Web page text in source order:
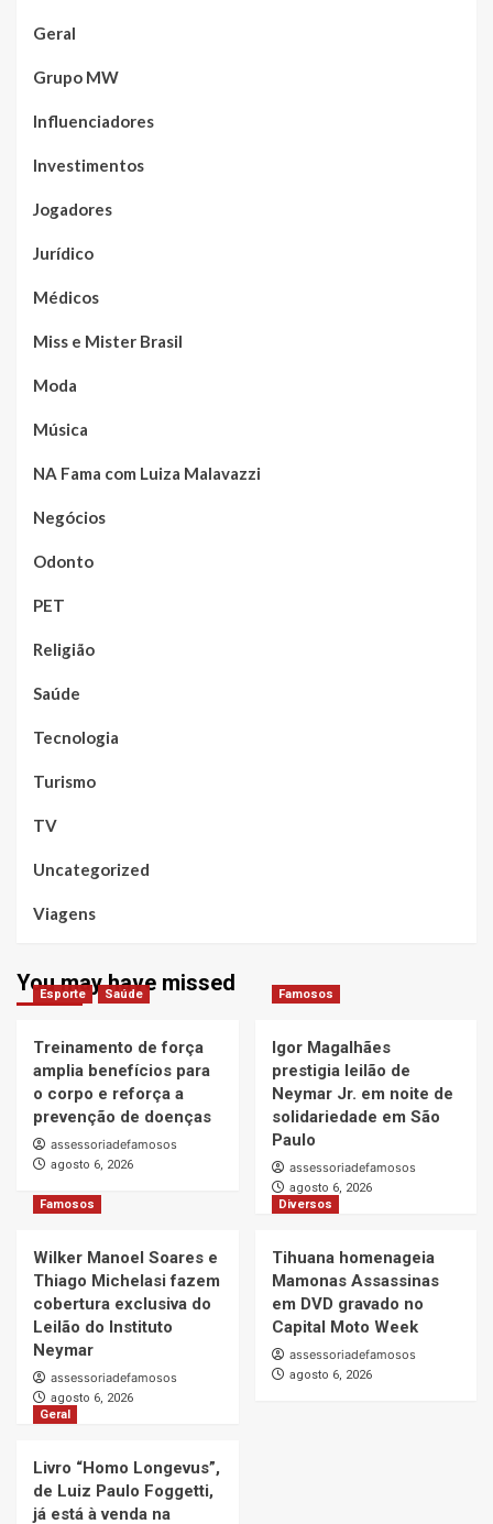
Geral
Grupo MW
Influenciadores
Investimentos
Jogadores
Jurídico
Médicos
Miss e Mister Brasil
Moda
Música
NA Fama com Luiza Malavazzi
Negócios
Odonto
PET
Religião
Saúde
Tecnologia
Turismo
TV
Uncategorized
Viagens
You may have missed
Esporte Saúde
Treinamento de força
amplia benefícios para
o corpo e reforça a
prevenção de doenças
assessoriadefamosos
agosto 6, 2026
Famosos
Igor Magalhães
prestigia leilão de
Neymar Jr. em noite de
solidariedade em São
Paulo
assessoriadefamosos
agosto 6, 2026
Famosos
Wilker Manoel Soares e
Thiago Michelasi fazem
cobertura exclusiva do
Leilão do Instituto
Neymar
assessoriadefamosos
agosto 6, 2026
Diversos
Tihuana homenageia
Mamonas Assassinas
em DVD gravado no
Capital Moto Week
assessoriadefamosos
agosto 6, 2026
Geral
Livro “Homo Longevus”,
de Luiz Paulo Foggetti,
já está à venda na